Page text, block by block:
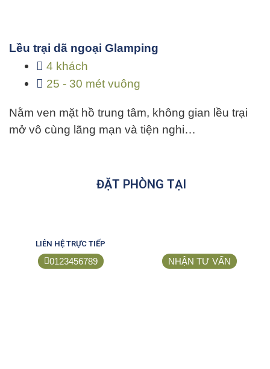
Lều trại dã ngoại Glamping
4 khách
25 - 30 mét vuông
Nằm ven mặt hồ trung tâm, không gian lều trại
mở vô cùng lãng mạn và tiện nghi…
ĐẶT PHÒNG TẠI
LIÊN HỆ TRỰC TIẾP
0123456789 NHẬN TƯ VẤN